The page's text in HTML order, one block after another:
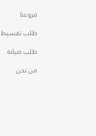
فروعنا
طلب تقسيط
طلب صيانة
من نحن